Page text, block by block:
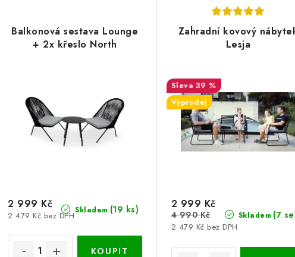
e
n
r
o
k
t
Balkonová sestava Lounge
+ 2x křeslo North
Skladem (19 ks)
2 479 Kč bez DPH
2 999 Kč
Zahradní kovový
Lesja
39 %
Výprodej
Skladem (7
2 479 Kč bez DPH
2 999 Kč
4 990 Kč